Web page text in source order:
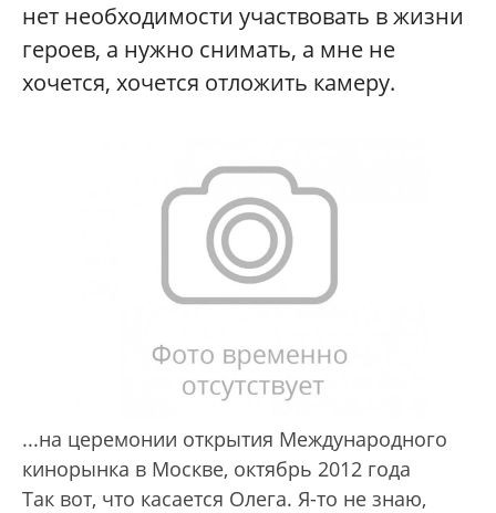
нет необходимости участвовать в жизни
героев, а нужно снимать, а мне не
хочется, хочется отложить камеру.
...на церемонии открытия Международного
кинорынка в Москве, октябрь 2012 года
Так вот, что касается Олега. Я-то не знаю,